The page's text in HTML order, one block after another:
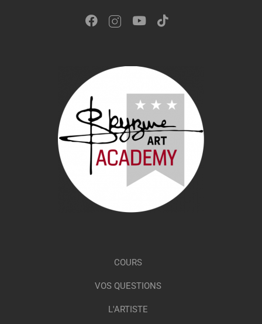
COURS
VOS QUESTIONS
L'ARTISTE